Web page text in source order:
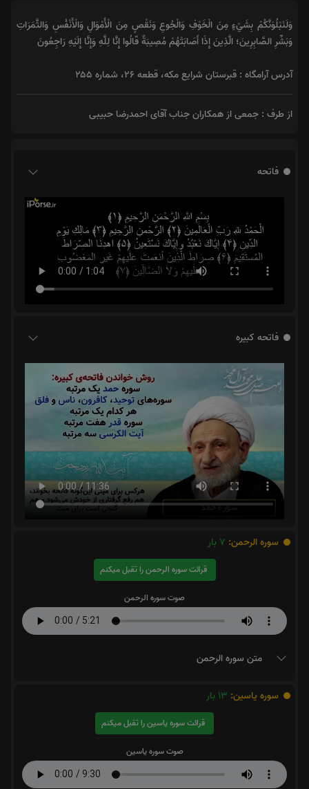
وَلَنَبْلُوَنَّكُمْ بِشَيْءٍ مِنَ الْخَوْفِ وَالْجُوعِ وَنَقْصٍ مِنَ الْأَمْوَالِ وَالْأَنْفُسِ وَالثَّمَرَاتِ
وَبَشِّرِ الصَّابِرِينَ؛ الَّذِينَ إِذَا أَصَابَتْهُمْ مُصِيبَةٌ قَالُوا إِنَّا لِلَّهِ وَإِنَّا إِلَيْهِ رَاجِعُونَ
آدرس آرامگاه : قبرستان شرایع مکه، قطعه ۲۶، شماره ۲۵۵
از طرف : جمعی از همکاران جناب آقای احمدرضا حبیبی
فاتحه
فاتحه کبیره
سوره الرحمن: 7 بار
قرائت سوره الرحمن را تقبل میکنم
صوت سوره الرحمن
متن سوره الرحمن
سوره یاسین: 13 بار
قرائت سوره یاسین را تقبل میکنم
صوت سوره یاسین